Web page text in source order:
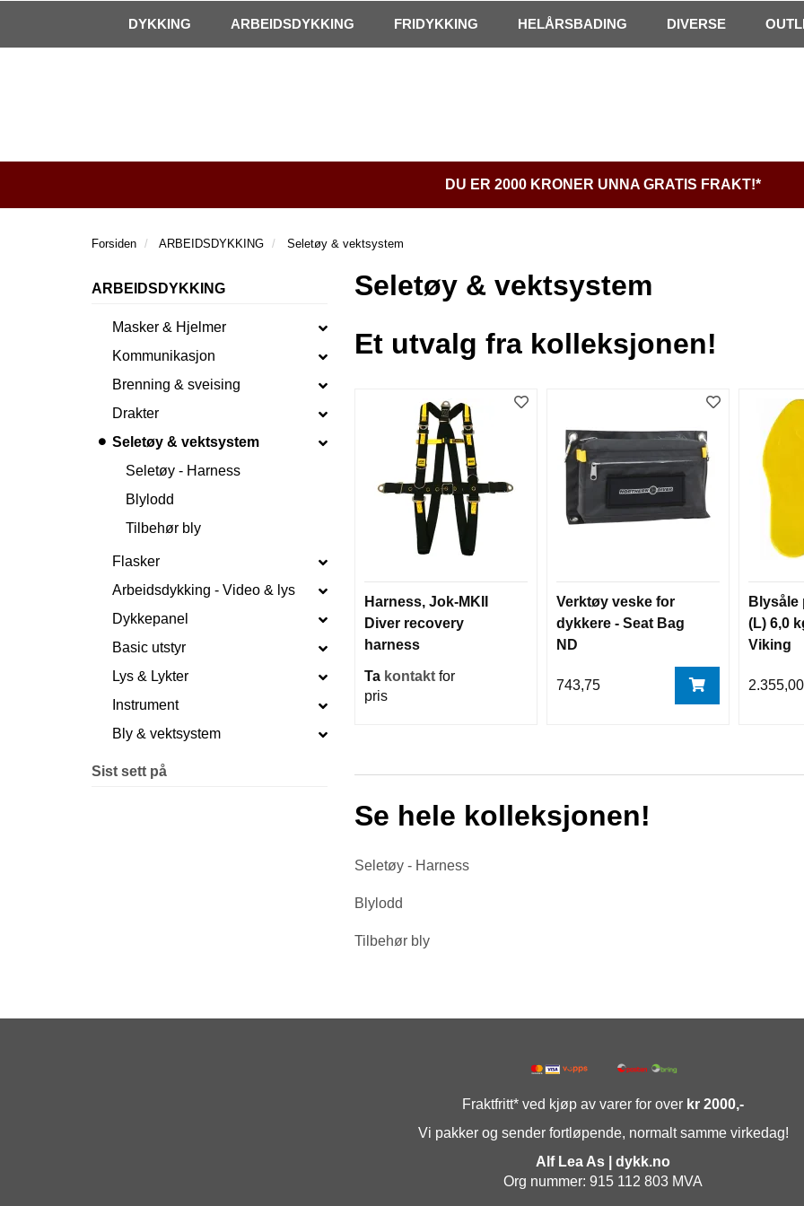
Kontakt oss! Åpningstider
DYKKING ARBEIDSDYKKING FRIDYKKING HELÅRSBADING DIVERSE
DU ER 2000 KRONER UNNA GRATIS FRAKT!*
Forsiden ARBEIDSDYKKING Seletøy & vektsystem
ARBEIDSDYKKING
Masker & Hjelmer
Kommunikasjon
Brenning & sveising
Drakter
Seletøy & vektsystem
Seletøy - Harness
Blylodd
Tilbehør bly
Flasker
Arbeidsdykking - Video & lys
Dykkepanel
Basic utstyr
Lys & Lykter
Instrument
Bly & vektsystem
Sist sett på
Seletøy & vektsystem
Et utvalg fra kolleksjonen!
Harness, Jok-MKII
Diver recovery
harness
Ta kontaktfor
pris
Verktøy veske for
dykkere - Seat Bag
ND
743,75
Blysåle
(L) 6,0
Viking
2.355,00
Se hele kolleksjonen!
Seletøy - Harness
Blylodd
Tilbehør bly
Fraktfritt* ved kjøp av varer for over kr 2000,-
Vi pakker og sender fortløpende, normalt samme virkedag!
Alf Lea As | dykk.no
Org nummer: 915 112 803 MVA